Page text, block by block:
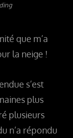
que m’a
la neige !
s’est
plus
plusieurs
n’a répondu